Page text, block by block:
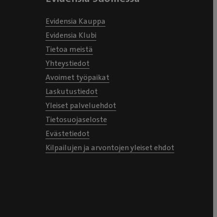
Evidensia Kauppa
Evidensia Klubi
Tietoa meistä
Yhteystiedot
Avoimet työpaikat
Laskutustiedot
Yleiset palveluehdot
Tietosuojaseloste
Evästetiedot
Kilpailujen ja arvontojen yleiset ehdot